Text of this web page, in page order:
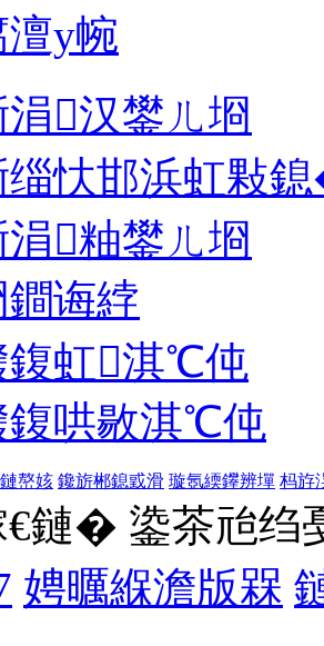
у帵
汉鐢ㄦ埛
缁忕邯浜虹敤
粙鐢ㄦ埛
诲綍
鍑虹淇℃伅
鍑哄敭淇℃伅
嶅姟 鑱旂郴鎴戜滑 璇氬緛鑻辨墠 杩斿
鏈� 鍌茶兘绉
娉曞緥澹版槑